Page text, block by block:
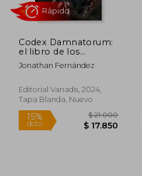
50% $ 124.063
Codex Damnatorum:
el libro de los
condenados
Jonathan Fernández
Editorial Vanadis, 2024,
Tapa Blanda, Nuevo